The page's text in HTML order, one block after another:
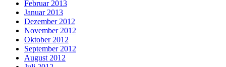
Februar 2013
Januar 2013
Dezember 2012
November 2012
Oktober 2012
September 2012
August 2012